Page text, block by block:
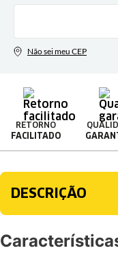
RETORNO
FACILITADO
DESCRIÇÃO